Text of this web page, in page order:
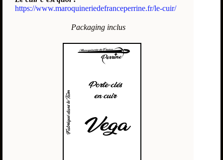
https://www.maroquineriedefranceperrine.fr/le-cuir/
Packaging inclus